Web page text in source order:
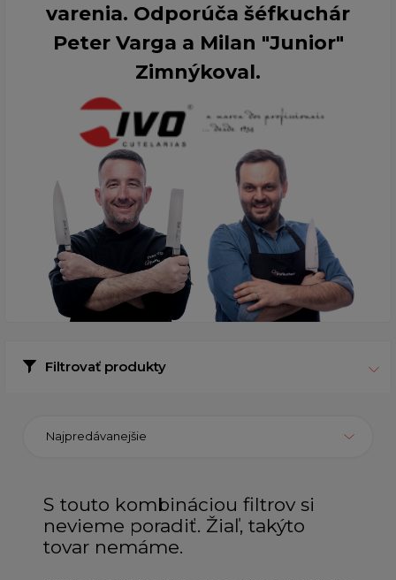
varenia. Odporúča šéfkuchár
Peter Varga a Milan "Junior"
Zimnýkoval.
Filtrovať produkty
Najpredávanejšie
S touto kombináciou filtrov si
nevieme poradiť. Žiaľ, takýto
tovar nemáme.